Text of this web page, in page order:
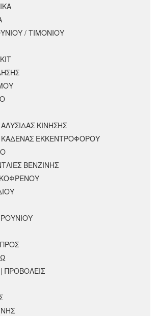
/ ΤΙΜΟΝΙΟΥ
ΚΙΝΗΣΗΣ
ΕΚΚΕΝΤΡΟΦΟΡΟΥ
ΒΕΝΖΙΝΗΣ
ΠΡΟΒΟΛΕΙΣ